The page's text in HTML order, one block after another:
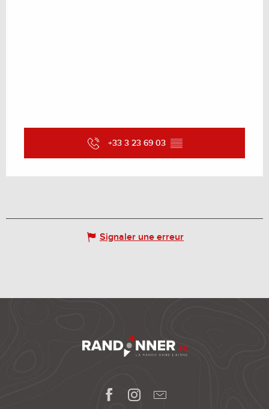
+33 3 23 69 03 ▒▒
Signaler une erreur